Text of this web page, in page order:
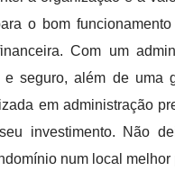
o bom
Com um
seguro, além de uma
em administração
investimento. Não
num local melhor